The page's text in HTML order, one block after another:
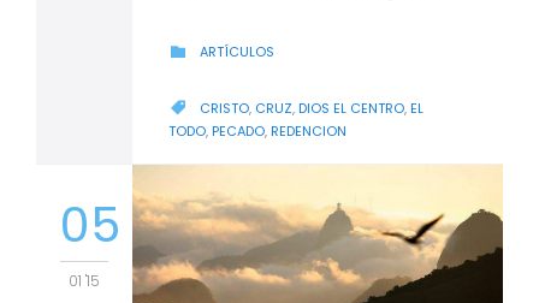
 CATEGORY
ARTÍCULOS
 CATEGORY
CRISTO, CRUZ, DIOS EL CENTRO, EL
TODO, PECADO, REDENCION
05
01 '15